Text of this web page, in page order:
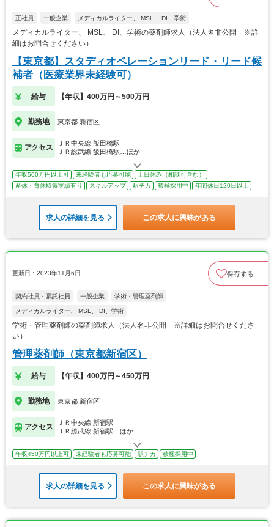
正社員 一般企業 メディカルライター、 MSL、 DI、学術
メディカルライター、 MSL、 DI、学術の薬剤師求人（法人名非公開 ※詳
細はお問合せください）
【東京都】スタディオペレーションリード・リード候
補者（医療業界未経験可）
給与 【年収】400万円～500万円
勤務地 東京都 新宿区
アクセス
ＪＲ中央線 飯田橋駅
ＪＲ総武線 飯田橋駅…ほか
年収500万円以上可 未経験者も応募可能
土日休み（相談可含む）
産休・育休取得実績有り
スキルアップ 駅チカ 積極採用中 年間休日120日以上
求人の詳細を見る この求人に興味がある
更新日：2023年11月6日 保存する
契約社員・嘱託社員 一般企業 学術・管理薬剤師
メディカルライター、 MSL、 DI、学術
学術・管理薬剤師の薬剤師求人（法人名非公開 ※詳細はお問合せくださ
い）
管理薬剤師（東京都新宿区）
給与 【年収】400万円～450万円
勤務地 東京都 新宿区
アクセス
ＪＲ中央線 新宿駅
ＪＲ総武線 新宿駅…ほか
年収450万円以上可 未経験者も応募可能 駅チカ 積極採用中
求人の詳細を見る この求人に興味がある